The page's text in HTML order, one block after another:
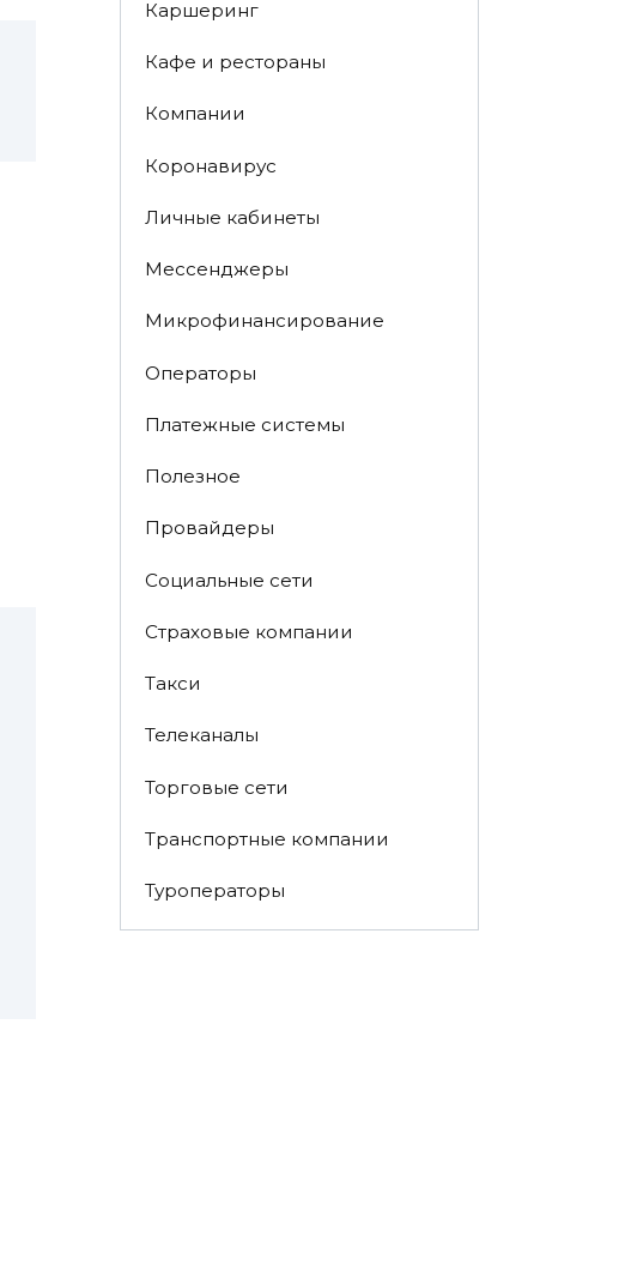
Каршеринг
Кафе и рестораны
Компании
Коронавирус
Личные кабинеты
Мессенджеры
Микрофинансирование
Операторы
Платежные системы
Полезное
Провайдеры
Социальные сети
Страховые компании
Такси
Телеканалы
Торговые сети
Транспортные компании
Туроператоры